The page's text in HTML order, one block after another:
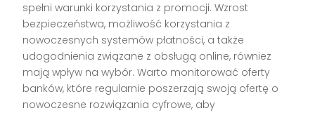
spełni warunki korzystania z promocji. Wzrost
bezpieczeństwa, możliwość korzystania z
nowoczesnych systemów płatności, a także
udogodnienia związane z obsługą online, również
mają wpływ na wybór. Warto monitorować oferty
banków, które regularnie poszerzają swoją ofertę o
nowoczesne rozwiązania cyfrowe, aby